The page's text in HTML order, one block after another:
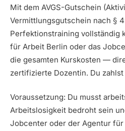
Mit dem AVGS-Gutschein
Vermittlungsgutschein nach §
Perfektionstraining vollständig
für Arbeit Berlin oder das
die gesamten Kurskosten —
zertifizierte Dozentin. Du
Voraussetzung: Du musst
Arbeitslosigkeit bedroht sein
Jobcenter oder der Agentur